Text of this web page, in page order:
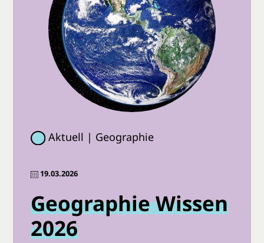
Aktuell | Geographie
19.03.2026
Geographie Wissen
2026